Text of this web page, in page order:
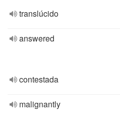
translúcido
answered
contestada
malignantly